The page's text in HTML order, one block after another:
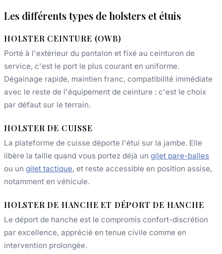
Les différents types de holsters et étuis
HOLSTER CEINTURE (OWB)
Porté à l'extérieur du pantalon et fixé au ceinturon de
service, c'est le port le plus courant en uniforme.
Dégainage rapide, maintien franc, compatibilité immédiate
avec le reste de l'équipement de ceinture : c'est le choix
par défaut sur le terrain.
HOLSTER DE CUISSE
La plateforme de cuisse déporte l'étui sur la jambe. Elle
libère la taille quand vous portez déjà un gilet pare-balles
ou un gilet tactique, et reste accessible en position assise,
notamment en véhicule.
HOLSTER DE HANCHE ET DÉPORT DE HANCHE
Le déport de hanche est le compromis confort-discrétion
par excellence, apprécié en tenue civile comme en
intervention prolongée.